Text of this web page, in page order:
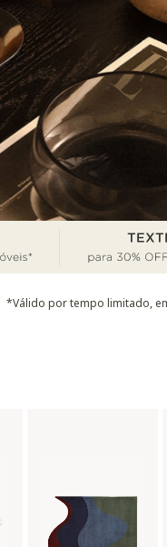
*Válido por tempo limitado,